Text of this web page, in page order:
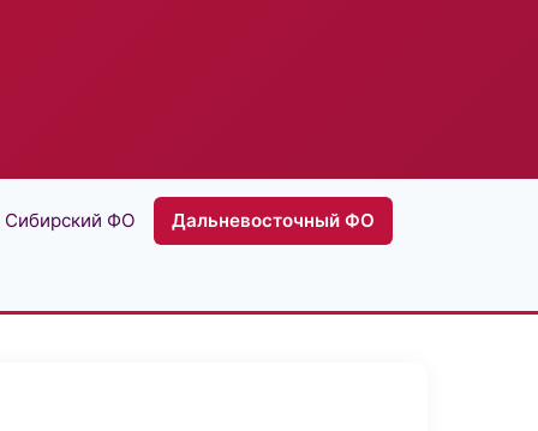
Сибирский ФО Дальневосточный ФО